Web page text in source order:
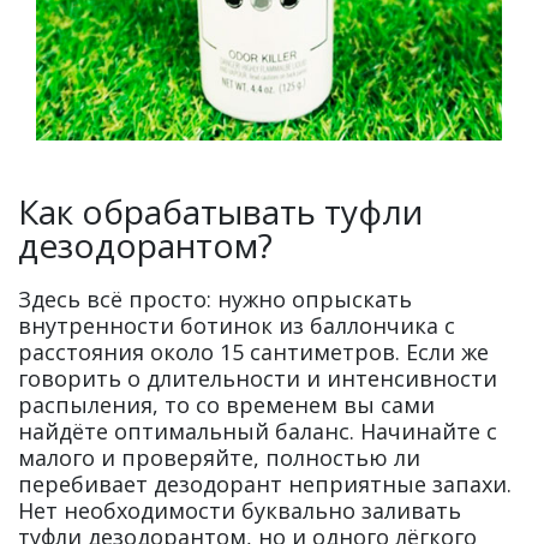
Как обрабатывать туфли
дезодорантом?
Здесь всё просто: нужно опрыскать
внутренности ботинок из баллончика с
расстояния около 15 сантиметров. Если же
говорить о длительности и интенсивности
распыления, то со временем вы сами
найдёте оптимальный баланс. Начинайте с
малого и проверяйте, полностью ли
перебивает дезодорант неприятные запахи.
Нет необходимости буквально заливать
туфли дезодорантом, но и одного лёгкого